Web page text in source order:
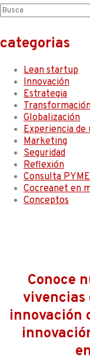
categorias
Lean startup
Innovación
Estrategia
Globalización
Experiencia de
Marketing
Seguridad
Reflexión
Consulta
Cocreanet en
Conceptos
Conoce
vivencias
innovación